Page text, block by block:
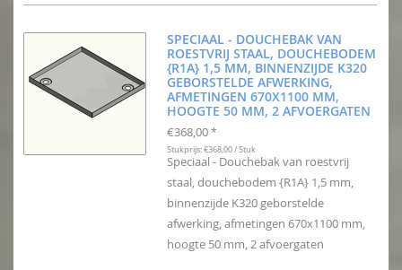
SPECIAAL - DOUCHEBAK VAN
ROESTVRIJ STAAL, DOUCHEBODEM
{R1A} 1,5 MM, BINNENZIJDE K320
GEBORSTELDE AFWERKING,
AFMETINGEN 670X1100 MM,
HOOGTE 50 MM, 2 AFVOERGATEN
€368,00 *
Stukprijs: €368,00 / Stuk
Speciaal - Douchebak van roestvrij
staal, douchebodem {R1A} 1,5 mm,
binnenzijde K320 geborstelde
afwerking, afmetingen 670x1100 mm,
hoogte 50 mm, 2 afvoergaten